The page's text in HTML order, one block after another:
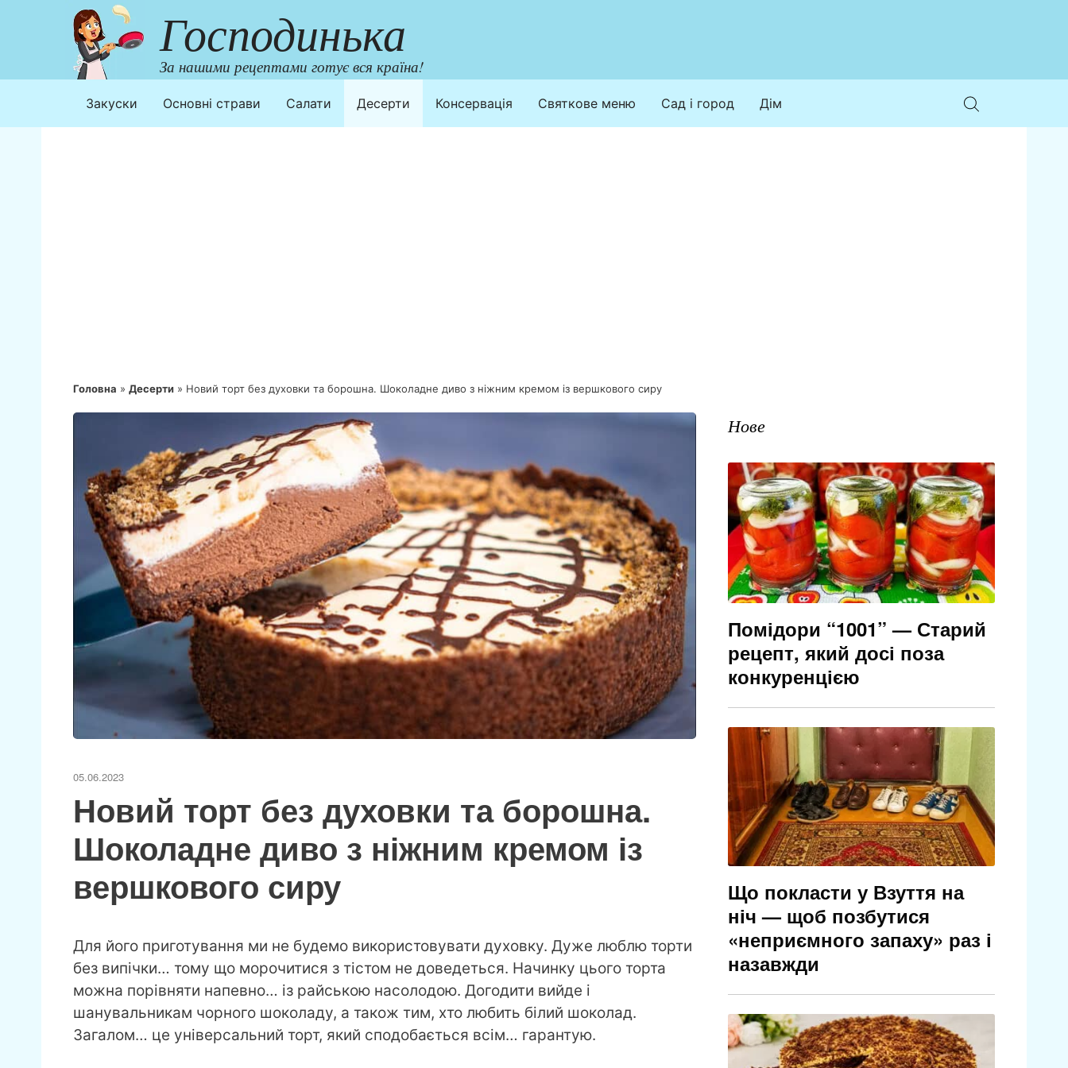
Господинька
За нашими рецептами готує вся країна!
Закуски Основні страви Салати Десерти Консервація Святкове меню Сад і город Дім
Головна » Десерти » Новий торт без духовки та борошна. Шоколадне диво з ніжним кремом із вершкового сиру
05.06.2023
Новий торт без духовки та борошна.
Шоколадне диво з ніжним кремом із
вершкового сиру
Для його приготування ми не будемо використовувати духовку. Дуже люблю торти
без випічки… тому що морочитися з тістом не доведеться. Начинку цього торта
можна порівняти напевно… із райською насолодою. Догодити вийде і
шанувальникам чорного шоколаду, а також тим, хто любить білий шоколад.
Загалом… це універсальний торт, який сподобається всім… гарантую.
Нове
Помідори “1001” — Старий
рецепт, який досі поза
конкуренцією
Що покласти у Взуття на
ніч — щоб позбутися
«неприємного запаху» раз і
назавжди